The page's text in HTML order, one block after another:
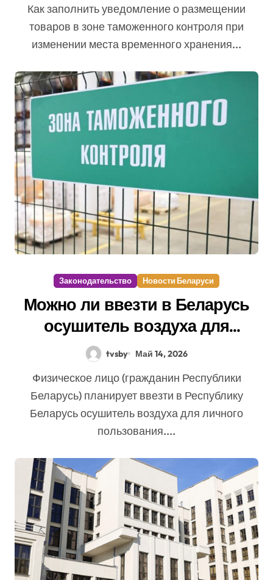
Как заполнить уведомление о размещении
товаров в зоне таможенного контроля при
изменении места временного хранения...
Законодательство Новости Беларуси
Можно ли ввезти в Беларусь
осушитель воздуха для
личного пользования?
tvsby Май 14, 2026
Физическое лицо (гражданин Республики
Беларусь) планирует ввезти в Республику
Беларусь осушитель воздуха для личного
пользования....